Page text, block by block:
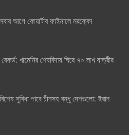
সবার আগে কোয়ার্টার ফাইনালে মরক্কো
খামেনির শেষবিদায় ঘিরে ৭০ লাখ যাত্রীর
সুবিধা পাবে চীনসহ বন্ধু দেশগুলো: ইরান